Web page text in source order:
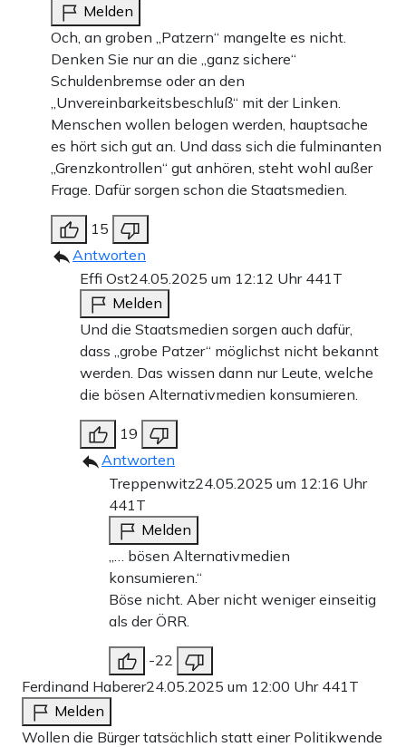
Melden
Och, an groben „Patzern“ mangelte es nicht.
Denken Sie nur an die „ganz sichere“
Schuldenbremse oder an den
„Unvereinbarkeitsbeschluß“ mit der Linken.
Menschen wollen belogen werden, hauptsache
es hört sich gut an. Und dass sich die fulminanten
„Grenzkontrollen“ gut anhören, steht wohl außer
Frage. Dafür sorgen schon die Staatsmedien.
15
Antworten
Effi Ost24.05.2025 um 12:12 Uhr 441T
Melden
Und die Staatsmedien sorgen auch dafür,
dass „grobe Patzer“ möglichst nicht bekannt
werden. Das wissen dann nur Leute, welche
die bösen Alternativmedien konsumieren.
19
Antworten
Treppenwitz24.05.2025 um 12:16 Uhr
441T
Melden
„… bösen Alternativmedien
konsumieren.“
Böse nicht. Aber nicht weniger einseitig
als der ÖRR.
-22
Ferdinand Haberer24.05.2025 um 12:00 Uhr 441T
Melden
Wollen die Bürger tatsächlich statt einer Politikwende